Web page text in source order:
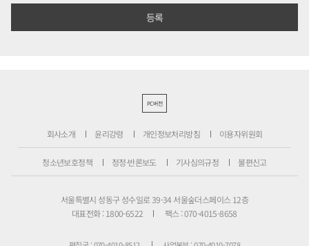
PC버전
회사소개 윤리강령 개인정보처리방침 이용자위원회
청소년보호정책 정정·반론보도 기사심의규정 불편신고
서울특별시 성동구 성수일로 39-34 서울숲더스페이스 12층
대표전화 : 1800-6522
팩스 : 070-4015-8658